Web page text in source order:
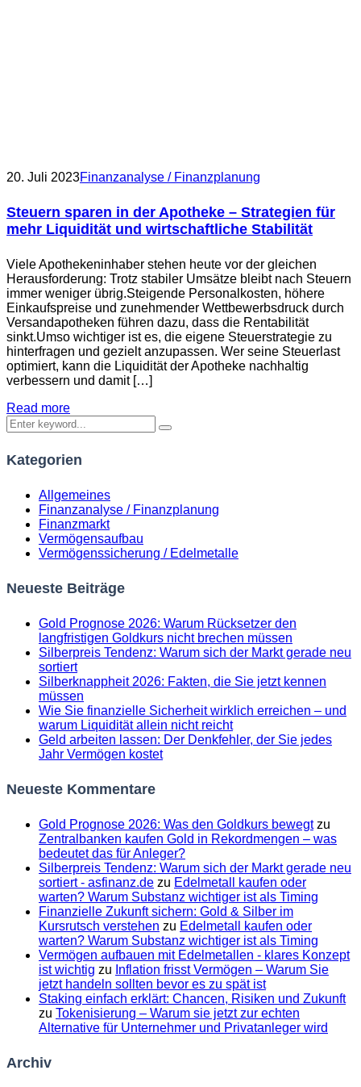
20. Juli 2023Finanzanalyse / Finanzplanung
Steuern sparen in der Apotheke – Strategien für
mehr Liquidität und wirtschaftliche Stabilität
Viele Apothekeninhaber stehen heute vor der gleichen
Herausforderung: Trotz stabiler Umsätze bleibt nach Steuern
immer weniger übrig.Steigende Personalkosten, höhere
Einkaufspreise und zunehmender Wettbewerbsdruck durch
Versandapotheken führen dazu, dass die Rentabilität
sinkt.Umso wichtiger ist es, die eigene Steuerstrategie zu
hinterfragen und gezielt anzupassen. Wer seine Steuerlast
optimiert, kann die Liquidität der Apotheke nachhaltig
verbessern und damit […]
Read more
Kategorien
Allgemeines
Finanzanalyse / Finanzplanung
Finanzmarkt
Vermögensaufbau
Vermögenssicherung / Edelmetalle
Neueste Beiträge
Gold Prognose 2026: Warum Rücksetzer den
langfristigen Goldkurs nicht brechen müssen
Silberpreis Tendenz: Warum sich der Markt gerade neu
sortiert
Silberknappheit 2026: Fakten, die Sie jetzt kennen
müssen
Wie Sie finanzielle Sicherheit wirklich erreichen – und
warum Liquidität allein nicht reicht
Geld arbeiten lassen: Der Denkfehler, der Sie jedes
Jahr Vermögen kostet
Neueste Kommentare
Gold Prognose 2026: Was den Goldkurs bewegtzu
Zentralbanken kaufen Gold in Rekordmengen – was
bedeutet das für Anleger?
Silberpreis Tendenz: Warum sich der Markt gerade neu
sortiert - asfinanz.de zu Edelmetall kaufen oder
warten? Warum Substanz wichtiger ist als Timing
Finanzielle Zukunft sichern: Gold & Silber im
Kursrutsch verstehen zu Edelmetall kaufen oder
warten? Warum Substanz wichtiger ist als Timing
Vermögen aufbauen mit Edelmetallen - klares Konzept
ist wichtig zu Inflation frisst Vermögen – Warum Sie
jetzt handeln sollten bevor es zu spät ist
Staking einfach erklärt: Chancen, Risiken und Zukunft
zu Tokenisierung – Warum sie jetzt zur echten
Alternative für Unternehmer und Privatanleger wird
Archiv